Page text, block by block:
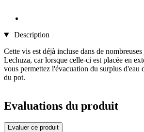
Description
Cette vis est déjà incluse dans de
Lechuza, car lorsque celle-ci est placée en
vous permettez l'évacuation du surplus d'eau
du pot.
Evaluations du produit
Evaluer ce produit